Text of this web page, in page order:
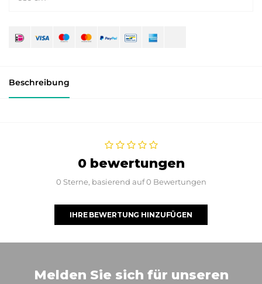
Beschreibung
0 bewertungen
0 Sterne, basierend auf 0 Bewertungen
IHRE BEWERTUNG HINZUFÜGEN
Melden Sie sich für unseren